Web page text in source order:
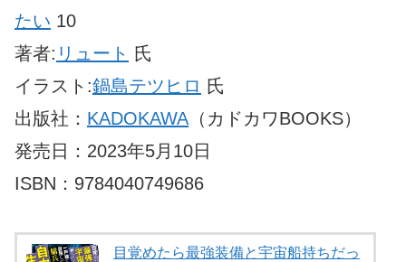
たい 10
著者: リュート 氏
イラスト:鍋島テツヒロ 氏
出版社： KADOKAWA （カドカワBOOKS）
発売日：2023年5月10日
ISBN：9784040749686
目覚めたら最強装備と宇宙船持ちだっ